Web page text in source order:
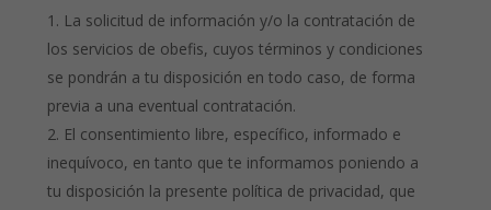
La solicitud de información y/o la contratación de
los servicios de obefis, cuyos términos y condiciones
se pondrán a tu disposición en todo caso, de forma
previa a una eventual contratación.
El consentimiento libre, específico, informado e
inequívoco, en tanto que te informamos poniendo a
tu disposición la presente política de privacidad, que